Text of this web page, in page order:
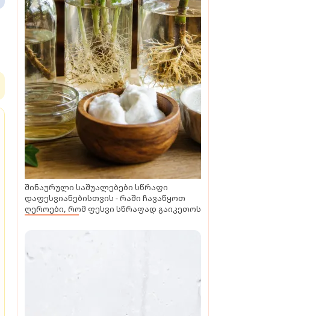
შინაურული საშუალებები სწრაფი
დაფესვიანებისთვის - რაში ჩავაწყოთ
ღეროები, რომ ფესვი სწრაფად გაიკეთოს